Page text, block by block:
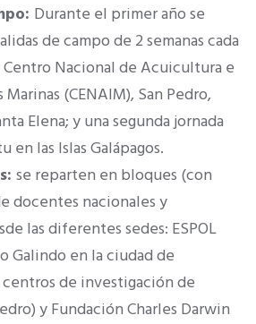
Durante el primer año se
de campo de 2 semanas cada
Nacional de Acuicultura e
(CENAIM), San Pedro,
Elena; y una segunda jornada
en las Islas Galápagos.
se reparten en bloques (con
docentes nacionales y
las diferentes sedes: ESPOL
Galindo en la ciudad de
de investigación de
y Fundación Charles Darwin